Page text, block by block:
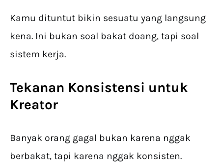
Kamu dituntut bikin sesuatu yang langsung
kena. Ini bukan soal bakat doang, tapi soal
sistem kerja.
Tekanan Konsistensi untuk
Kreator
Banyak orang gagal bukan karena nggak
berbakat, tapi karena nggak konsisten.